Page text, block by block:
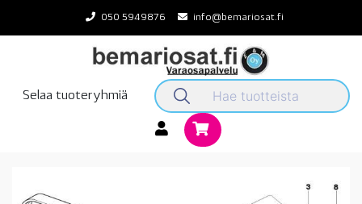
content
050 5949876 info@bemariosat.fi
Selaa tuoteryhmiä